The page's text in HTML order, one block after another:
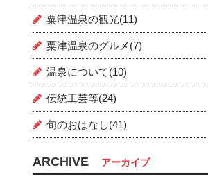
粟津温泉の観光(11)
粟津温泉のグルメ(7)
温泉について(10)
伝統工芸等(24)
旬のおはなし(41)
ARCHIVE アーカイブ